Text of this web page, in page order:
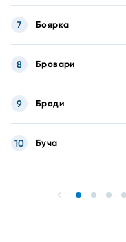
Боярка
7
Бровари
8
Броди
9
Буча
10